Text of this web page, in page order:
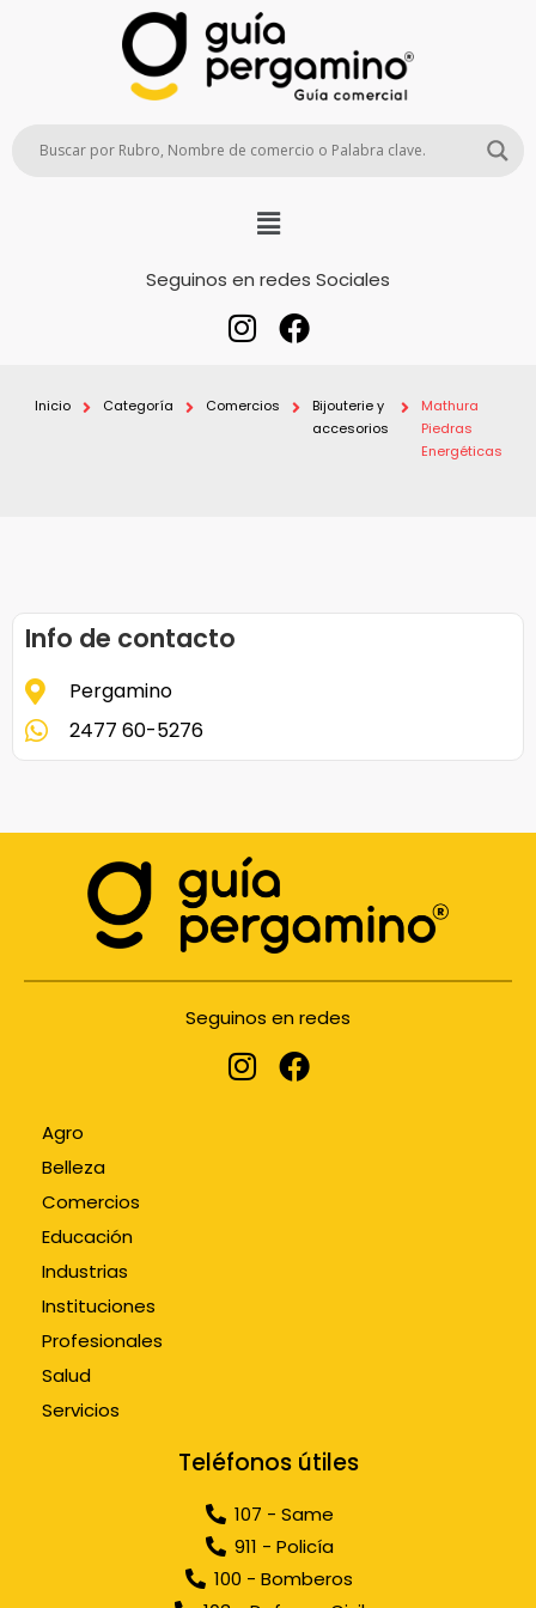
Seguinos en redes Sociales
Inicio Categoría Comercios
Bijouterie y
accesorios
Mathura
Piedras
Energéticas
Info de contacto
Pergamino
2477 60-5276
Seguinos en redes
Agro
Belleza
Comercios
Educación
Industrias
Instituciones
Profesionales
Salud
Servicios
Teléfonos útiles
107 - Same
911 - Policía
100 - Bomberos